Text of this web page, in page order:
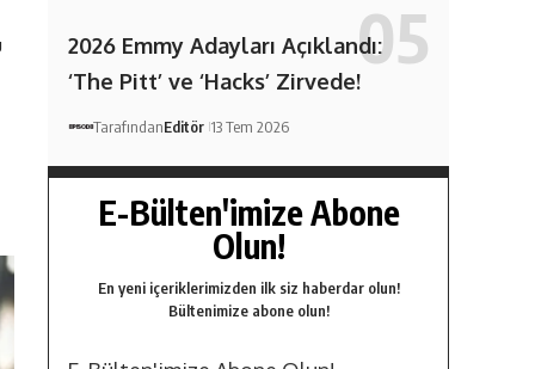
2026 Emmy Adayları Açıklandı:
‘The Pitt’ ve ‘Hacks’ Zirvede!
TarafındanEditör 13 Tem 2026
E-Bülten'imize Abone
Olun!
En yeni içeriklerimizden ilk siz haberdar olun!
Bültenimize abone olun!